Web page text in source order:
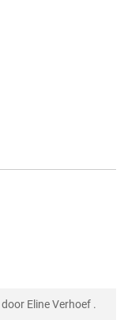
door Eline Verhoef .